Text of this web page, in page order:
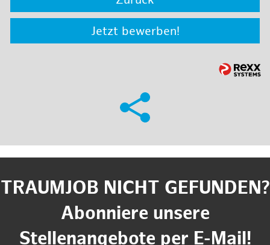
Jetzt bewerben!
TRAUMJOB NICHT GEFUNDEN?
Abonniere unsere
Stellenangebote per E-Mail!